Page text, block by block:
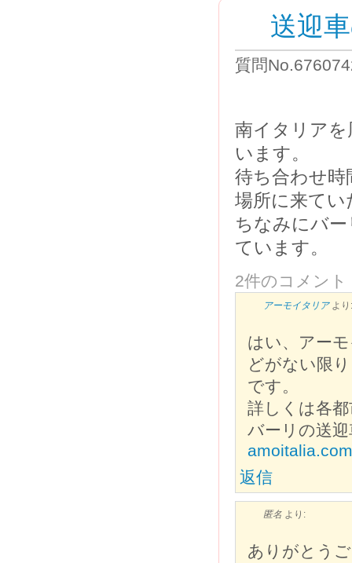
送迎
質問
南イタリア
います。
待ち合わせ
場所に来て
ちなみにバ
ています。
2件のコメント
アーモイタリア より:
はい、アー
どがない限
です。
詳しくは各
バーリの送
返信
匿名 より:
ありがとう